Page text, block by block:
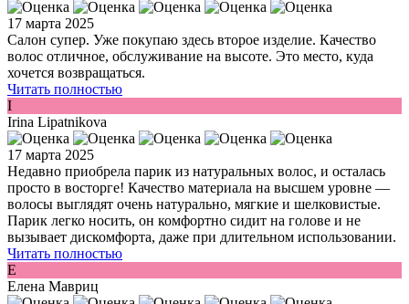
17 марта 2025
Салон супер. Уже покупаю здесь второе изделие. Качество
волос отличное, обслуживание на высоте. Это место, куда
хочется возвращаться.
Читать полностью
I
Irina Lipatnikova
17 марта 2025
Недавно приобрела парик из натуральных волос, и осталась
просто в восторге! Качество материала на высшем уровне —
волосы выглядят очень натурально, мягкие и шелковистые.
Парик легко носить, он комфортно сидит на голове и не
вызывает дискомфорта, даже при длительном использовании.
Читать полностью
Е
Елена Мавриц